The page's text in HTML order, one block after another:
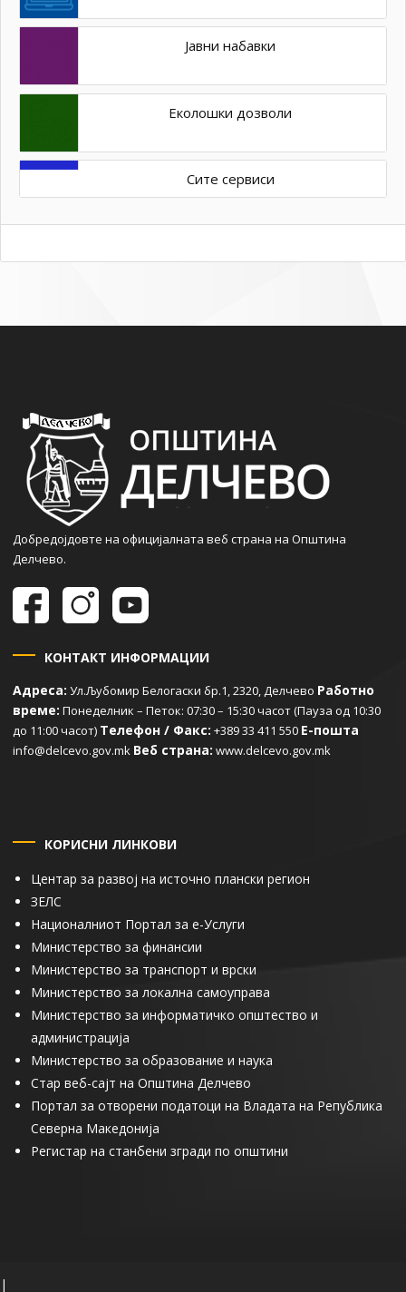
Јавни набавки
Еколошки дозволи
Сите сервиси
Добредојдовте на официјалната веб страна на Општина
Делчево.
КОНТАКТ ИНФОРМАЦИИ
Адреса: Ул.Љубомир Белогаски бр.1, 2320, Делчево Работно
време: Понеделник – Петок: 07:30 – 15:30 часот (Пауза од 10:30
до 11:00 часот) Телефон / Факс: +389 33 411 550 Е-пошта
info@delcevo.gov.mk Веб страна: www.delcevo.gov.mk
КОРИСНИ ЛИНКОВИ
Центар за развој на источно плански регион
ЗЕЛС
Националниот Портал за е-Услуги
Министерство за финансии
Министерство за транспорт и врски
Министерство за локална самоуправа
Министерство за информатичко општество и
администрација
Министерство за образование и наука
Стар веб-сајт на Општина Делчево
Портал за отворени податоци на Владата на Република
Северна Македонија
Регистар на станбени згради по општини
|